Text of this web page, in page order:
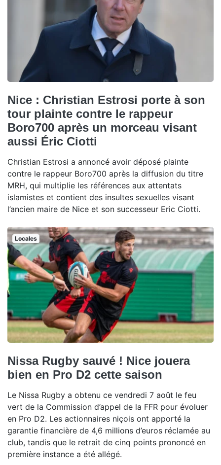
Nice : Christian Estrosi porte à son
tour plainte contre le rappeur
Boro700 après un morceau visant
aussi Éric Ciotti
Christian Estrosi a annoncé avoir déposé plainte
contre le rappeur Boro700 après la diffusion du titre
MRH, qui multiplie les références aux attentats
islamistes et contient des insultes sexuelles visant
l’ancien maire de Nice et son successeur Eric Ciotti.
Locales
Nissa Rugby sauvé ! Nice jouera
bien en Pro D2 cette saison
Le Nissa Rugby a obtenu ce vendredi 7 août le feu
vert de la Commission d’appel de la FFR pour évoluer
en Pro D2. Les actionnaires niçois ont apporté la
garantie financière de 4,6 millions d’euros réclamée au
club, tandis que le retrait de cinq points prononcé en
première instance a été allégé.